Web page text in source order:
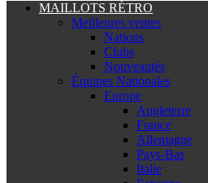
MAILLOTS RÉTRO
Meilleures ventes
Nations
Clubs
Nouveautés
Équipes Nationales
Europe
Angleterre
France
Allemagne
Pays-Bas
Italie